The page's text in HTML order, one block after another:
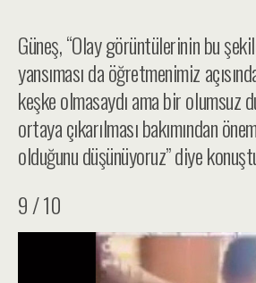
Güneş, “Olay görüntülerinin bu
yansıması da öğretmenimiz
keşke olmasaydı ama bir olumsuz
ortaya çıkarılması bakımından
olduğunu düşünüyoruz” diye
9 / 10